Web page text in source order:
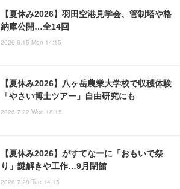
【夏休み2026】羽田空港見学会、管制塔や格
納庫公開…全14回
2026.6.15 Mon 14:15
【夏休み2026】八ヶ岳農業大学校で収穫体験
「やさい博士ツアー」自由研究にも
2026.7.22 Wed 18:15
【夏休み2026】がすてなーに「おもいで祭
り」謎解きや工作…9月閉館
2026.7.28 Tue 14:15